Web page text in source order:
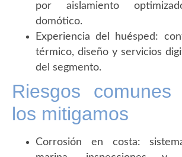
por aislamiento
domótico.
Experiencia del huésped:
térmico, diseño y servicios
del segmento.
Riesgos
los mitigamos
Corrosión en costa: